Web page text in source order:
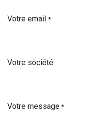
Votre email *
Votre société
Votre message*